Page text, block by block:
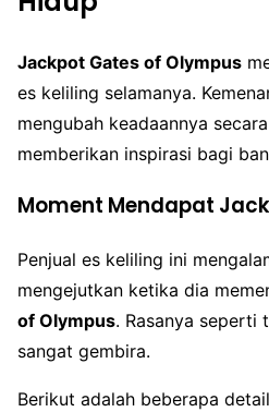
Jackpot Gates of Olympus
es keliling selamanya.
mengubah keadaannya
memberikan inspirasi bagi
Moment Mendapat
Penjual es keliling ini
mengejutkan ketika dia
of Olympus. Rasanya seperti
sangat gembira.
Berikut adalah beberapa